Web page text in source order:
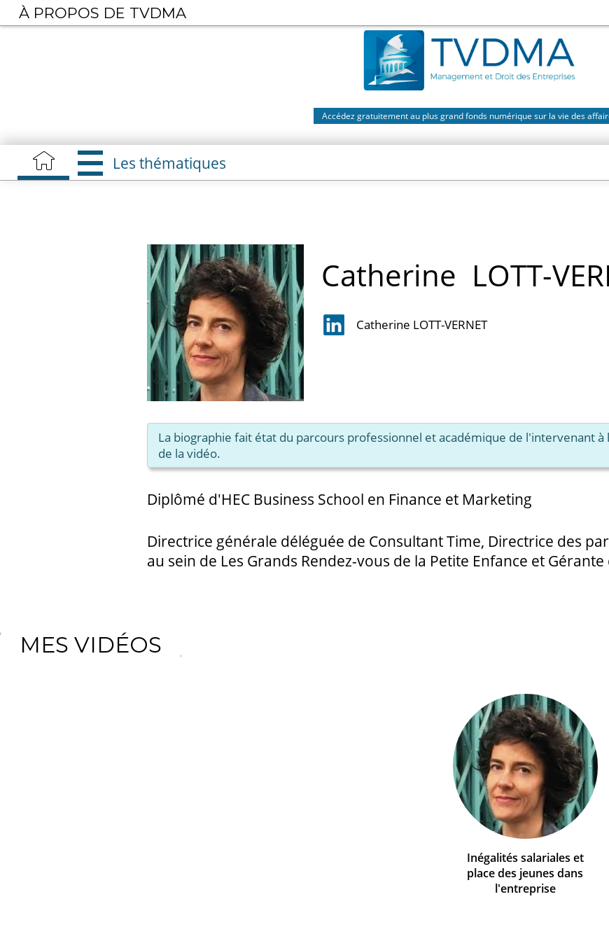
Aller
au
Accédez gratuitement au plus grand fonds numérique sur la vie des
Les thématiques
Catherine LOTT-
Catherine LOTT-VERNET
La biographie fait état du parcours professionnel et académique de l'intervenant à
de la vidéo.
Diplômé d'HEC Business School en Finance et Marketing
Directrice générale déléguée de Consultant Time, Directrice des
au sein de Les Grands Rendez-vous de la Petite Enfance et Gérante
MES VIDÉOS
Inégalités salariales et
place des jeunes dans
l'entreprise
À PROPOS DE TVDMA